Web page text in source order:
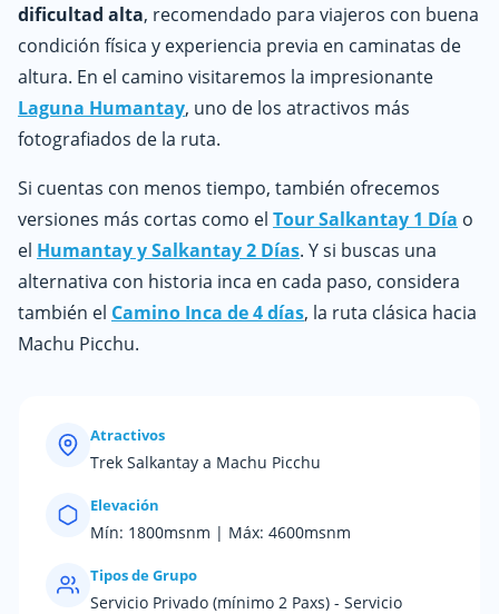
dificultad alta, recomendado para viajeros con buena
condición física y experiencia previa en caminatas de
altura. En el camino visitaremos la impresionante
Laguna Humantay, uno de los atractivos más
fotografiados de la ruta.
Si cuentas con menos tiempo, también ofrecemos
versiones más cortas como el Tour Salkantay 1 Día o
el Humantay y Salkantay 2 Días. Y si buscas una
alternativa con historia inca en cada paso, considera
también el Camino Inca de 4 días, la ruta clásica hacia
Machu Picchu.
Atractivos
Trek Salkantay a Machu Picchu
Elevación
Mín: 1800msnm | Máx: 4600msnm
Tipos de Grupo
Servicio Privado (mínimo 2 Paxs) - Servicio